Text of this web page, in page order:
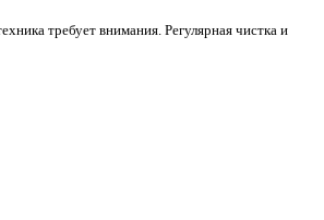
требует внимания. Регулярная чистка и